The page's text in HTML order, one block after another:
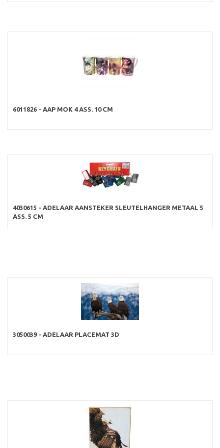
6011826 - AAP MOK 4 ASS. 10 CM
4030615 - ADELAAR AANSTEKER SLEUTELHANGER METAAL 5
ASS. 5 CM
3050039 - ADELAAR PLACEMAT 3D